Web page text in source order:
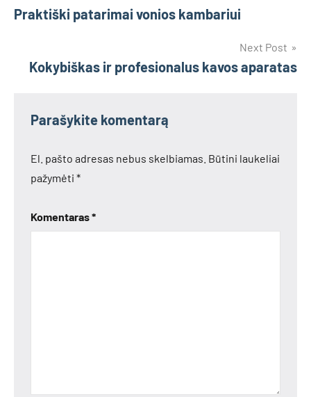
tarp
Praktiški patarimai vonios kambariui
Next Post
Kokybiškas ir profesionalus kavos aparatas
Parašykite komentarą
El. pašto adresas nebus skelbiamas. Būtini laukeliai
pažymėti *
Komentaras*